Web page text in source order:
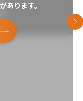
あります。
次